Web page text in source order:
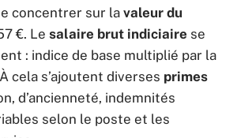
concentrer sur la valeur du
€. Le salaire brut indiciaire se
: indice de base multiplié par la
cela s’ajoutent diverses primes
d’ancienneté, indemnités
selon le poste et les